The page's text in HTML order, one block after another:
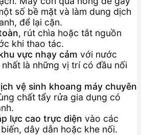
số bề mặt và làm dung dịch
để lại cặn.
, rút chìa hoặc tắt nguồn
khi thao tác.
vực nhạy cảm với nước
là những vị trí có đầu nối
vệ sinh khoang máy chuyên
chất tẩy rửa gia dụng có
lực cao trực diện vào các
dây dẫn hoặc khe nối.